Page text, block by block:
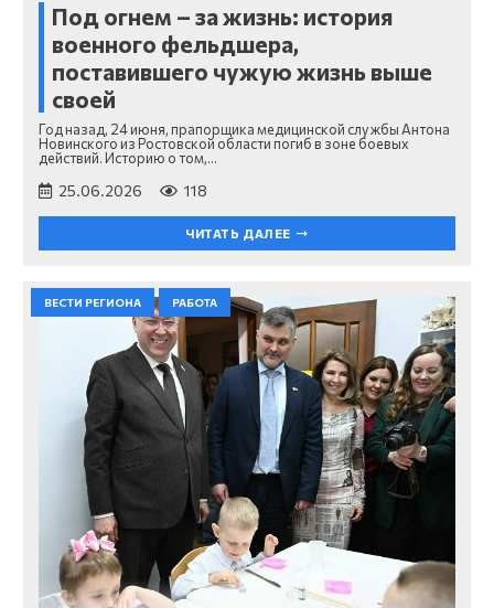
Под огнем – за жизнь: история
военного фельдшера,
поставившего чужую жизнь выше
своей
Год назад, 24 июня, прапорщика медицинской службы Антона
Новинского из Ростовской области погиб в зоне боевых
действий. Историю о том,…
25.06.2026 118
ЧИТАТЬ ДАЛЕЕ
ВЕСТИ РЕГИОНА РАБОТА